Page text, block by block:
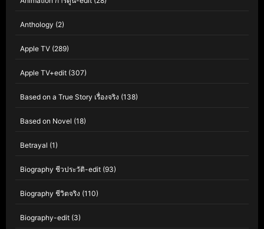
Anthology (2)
Apple TV (289)
Apple TV+edit (307)
Based on a True Story เรื่องจริง (138)
Based on Novel (18)
Betrayal (1)
Biography ชีวประวัติ-edit (93)
Biography ชีวิตจริง (110)
Biography-edit (3)